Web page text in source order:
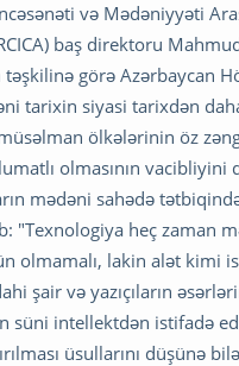
və Mədəniyyəti
baş direktoru
təşkilinə görə Azərbaycan
tarixin siyasi tarixdən
ölkələrinin öz
olmasının vacibliyini
mədəni sahədə
"Texnologiya heç zaman
olmamalı, lakin alət kimi
şair və yazıçıların
süni intellektdən istifadə
üsullarını düşünə